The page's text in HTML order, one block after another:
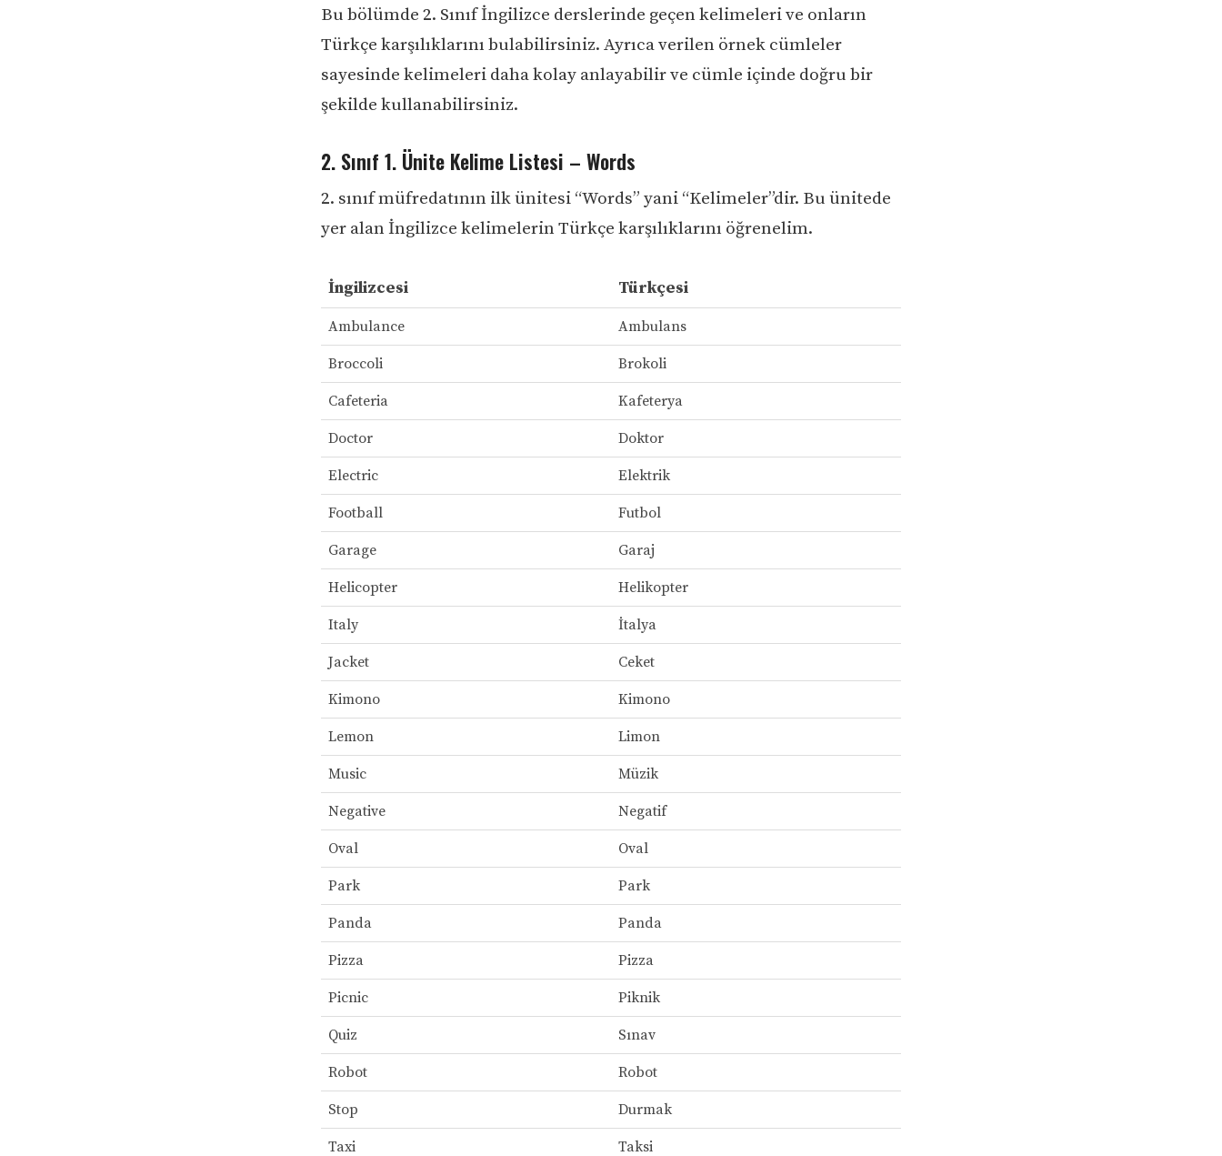
Bu bölümde 2. Sınıf İngilizce derslerinde geçen kelimeleri ve onların
Türkçe karşılıklarını bulabilirsiniz. Ayrıca verilen örnek cümleler
sayesinde kelimeleri daha kolay anlayabilir ve cümle içinde doğru bir
şekilde kullanabilirsiniz.
2. Sınıf 1. Ünite Kelime Listesi – Words
2. sınıf müfredatının ilk ünitesi “Words” yani “Kelimeler”dir. Bu ünitede
yer alan İngilizce kelimelerin Türkçe karşılıklarını öğrenelim.
İngilizcesi Türkçesi
Ambulance Ambulans
Broccoli Brokoli
Cafeteria Kafeterya
Doctor Doktor
Electric Elektrik
Football Futbol
Garage Garaj
Helicopter Helikopter
Italy İtalya
Jacket Ceket
Kimono Kimono
Lemon Limon
Music Müzik
Negative Negatif
Oval Oval
Park Park
Panda Panda
Pizza Pizza
Picnic Piknik
Quiz Sınav
Robot Robot
Stop Durmak
Taxi Taksi